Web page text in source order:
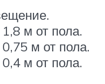
м от пола.
м от пола.
м от пола.